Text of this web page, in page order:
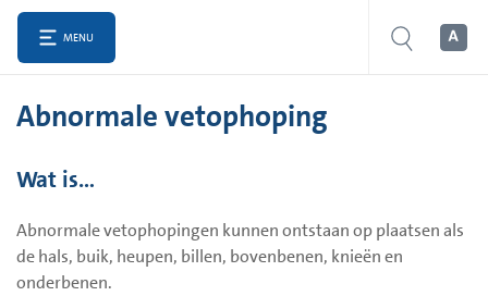
MENU
Abnormale vetophoping
Wat is…
Abnormale vetophopingen kunnen ontstaan op plaatsen als
de hals, buik, heupen, billen, bovenbenen, knieën en
onderbenen.